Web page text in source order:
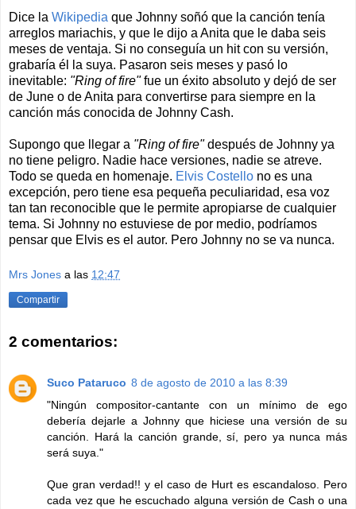
Dice la Wikipedia que Johnny soñó que la canción tenía
arreglos mariachis, y que le dijo a Anita que le daba seis
meses de ventaja. Si no conseguía un hit con su versión,
grabaría él la suya. Pasaron seis meses y pasó lo
inevitable: "Ring of fire"fue un éxito absoluto y dejó de ser
de June o de Anita para convertirse para siempre en la
canción más conocida de Johnny Cash.
Supongo que llegar a "Ring of fire"después de Johnny ya
no tiene peligro. Nadie hace versiones, nadie se atreve.
Todo se queda en homenaje. Elvis Costello no es una
excepción, pero tiene esa pequeña peculiaridad, esa voz
tan tan reconocible que le permite apropiarse de cualquier
tema. Si Johnny no estuviese de por medio, podríamos
pensar que Elvis es el autor. Pero Johnny no se va nunca.
Mrs Jones a las 12:47
Compartir
2 comentarios:
Suco Pataruco 8 de agosto de 2010 a las 8:39
"Ningún compositor-cantante con un mínimo de ego
debería dejarle a Johnny que hiciese una versión de su
canción. Hará la canción grande, sí, pero ya nunca más
será suya."
Que gran verdad!! y el caso de Hurt es escandaloso. Pero
cada vez que he escuchado alguna versión de Cash o una